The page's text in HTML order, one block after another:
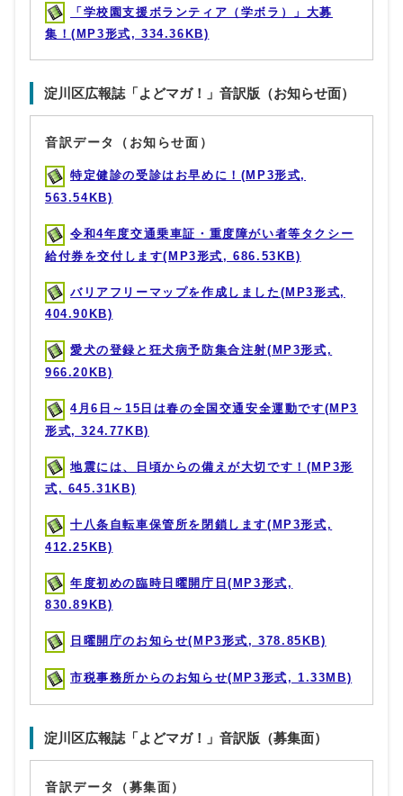
「学校園支援ボランティア（学ボラ）」大募
集！(MP3形式, 334.36KB)
淀川区広報誌「よどマガ！」音訳版（お知らせ面）
音訳データ（お知らせ面）
特定健診の受診はお早めに！(MP3形式,
563.54KB)
令和4年度交通乗車証・重度障がい者等タクシー
給付券を交付します(MP3形式, 686.53KB)
バリアフリーマップを作成しました(MP3形式,
404.90KB)
愛犬の登録と狂犬病予防集合注射(MP3形式,
966.20KB)
4月6日～15日は春の全国交通安全運動です(MP3
形式, 324.77KB)
地震には、日頃からの備えが大切です！(MP3形
式, 645.31KB)
十八条自転車保管所を閉鎖します(MP3形式,
412.25KB)
年度初めの臨時日曜開庁日(MP3形式,
830.89KB)
日曜開庁のお知らせ(MP3形式, 378.85KB)
市税事務所からのお知らせ(MP3形式, 1.33MB)
淀川区広報誌「よどマガ！」音訳版（募集面）
音訳データ（募集面）